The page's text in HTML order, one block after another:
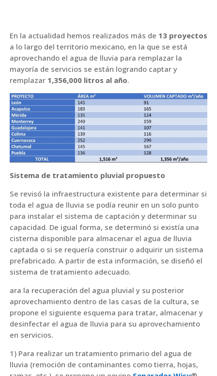
En la actualidad hemos realizados más de 13 proyectos
a lo largo del territorio mexicano, en la que se está
aprovechando el agua de lluvia para remplazar la
mayoría de servicios se están logrando captar y
remplazar 1,356,000 litros al año.
Sistema de tratamiento pluvial propuesto
Se revisó la infraestructura existente para determinar si
toda el agua de lluvia se podía reunir en un solo punto
para instalar el sistema de captación y determinar su
capacidad. De igual forma, se determinó si existía una
cisterna disponible para almacenar el agua de lluvia
captada o si se requería construir o adquirir un sistema
prefabricado. A partir de esta información, se diseñó el
sistema de tratamiento adecuado.
ara la recuperación del agua pluvial y su posterior
aprovechamiento dentro de las casas de la cultura, se
propone el siguiente esquema para tratar, almacenar y
desinfectar el agua de lluvia para su aprovechamiento
en servicios.
1) Para realizar un tratamiento primario del agua de
lluvia (remoción de contaminantes como tierra, hojas,